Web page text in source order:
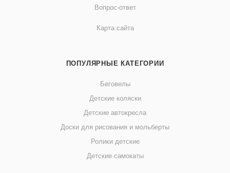
Вопрос-ответ
Карта сайта
ПОПУЛЯРНЫЕ КАТЕГОРИИ
Беговелы
Детские коляски
Детские автокресла
Доски для рисования и мольберты
Ролики детские
Детские самокаты